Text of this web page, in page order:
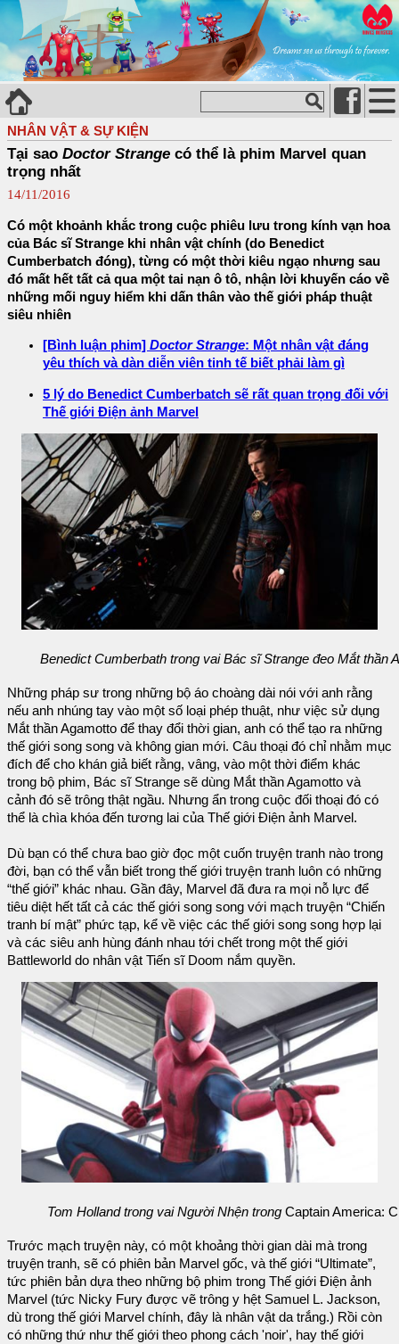
NHÂN VẬT & SỰ KIỆN
Tại sao Doctor Strange có thể là phim Marvel quan
trọng nhất
14/11/2016
Có một khoảnh khắc trong cuộc phiêu lưu trong kính vạn hoa
của Bác sĩ Strange khi nhân vật chính (do Benedict
Cumberbatch đóng), từng có một thời kiêu ngạo nhưng sau
đó mất hết tất cả qua một tai nạn ô tô, nhận lời khuyến cáo về
những mối nguy hiểm khi dấn thân vào thế giới pháp thuật
siêu nhiên
[Bình luận phim] Doctor Strange: Một nhân vật đáng
yêu thích và dàn diễn viên tinh tế biết phải làm gì
5 lý do Benedict Cumberbatch sẽ rất quan trọng đối với
Thế giới Điện ảnh Marvel
Benedict Cumberbath trong vai Bác sĩ Strange đeo Mắt thần
Những pháp sư trong những bộ áo choàng dài nói với anh rằng
nếu anh nhúng tay vào một số loại phép thuật, như việc sử dụng
Mắt thần Agamotto để thay đổi thời gian, anh có thể tạo ra những
thế giới song song và không gian mới. Câu thoại đó chỉ nhằm mục
đích để cho khán giả biết rằng, vâng, vào một thời điểm khác
trong bộ phim, Bác sĩ Strange sẽ dùng Mắt thần Agamotto và
cảnh đó sẽ trông thật ngầu. Nhưng ẩn trong cuộc đối thoại đó có
thể là chìa khóa đến tương lai của Thế giới Điện ảnh Marvel.
Dù bạn có thể chưa bao giờ đọc một cuốn truyện tranh nào trong
đời, bạn có thể vẫn biết trong thế giới truyện tranh luôn có những
“thế giới” khác nhau. Gần đây, Marvel đã đưa ra mọi nỗ lực để
tiêu diệt hết tất cả các thế giới song song với mạch truyện “Chiến
tranh bí mật” phức tạp, kể về việc các thế giới song song hợp lại
và các siêu anh hùng đánh nhau tới chết trong một thế giới
Battleworld do nhân vật Tiến sĩ Doom nắm quyền.
Tom Holland trong vai Người Nhện trong Captain America:
Trước mạch truyện này, có một khoảng thời gian dài mà trong
truyện tranh, sẽ có phiên bản Marvel gốc, và thế giới “Ultimate”,
tức phiên bản dựa theo những bộ phim trong Thế giới Điện ảnh
Marvel (tức Nicky Fury được vẽ trông y hệt Samuel L. Jackson,
dù trong thế giới Marvel chính, đây là nhân vật da trắng.) Rồi còn
có những thứ như thế giới theo phong cách 'noir', hay thế giới